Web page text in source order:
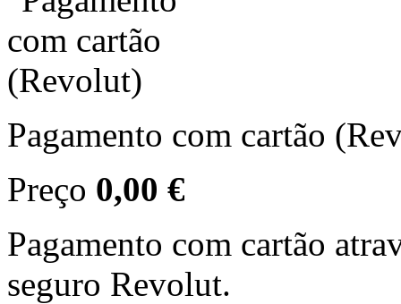
Pagamento com cartão
Preço 0,00 €
Pagamento com cartão
seguro Revolut.